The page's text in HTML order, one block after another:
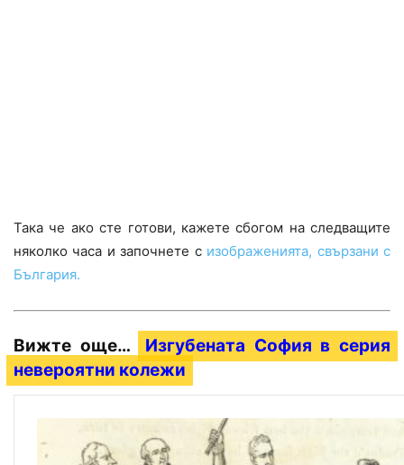
Така че ако сте готови, кажете сбогом на следващите
няколко часа и започнете с изображенията, свързани с
България.
Вижте още…
Изгубената София в серия
невероятни колежи